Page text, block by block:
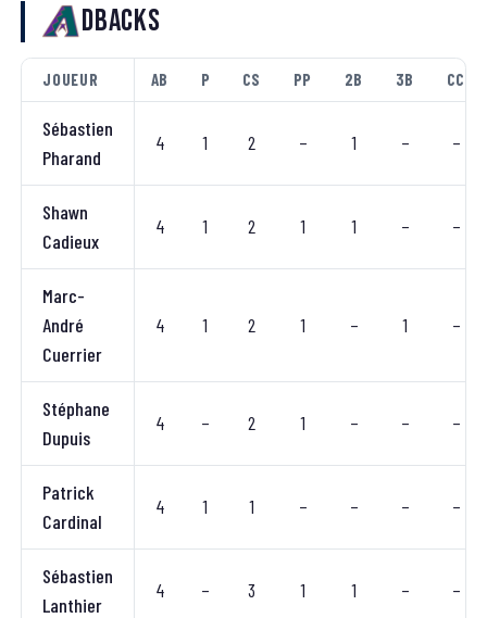
Dbacks
JOUEUR AB P CS PP 2B 3B CC
Sébastien
Pharand
4 1 2 – 1 – –
Shawn
Cadieux
4 1 2 1 1 – –
Marc-
André
Cuerrier
4 1 2 1 – 1 –
Stéphane
Dupuis
4 – 2 1 – – –
Patrick
Cardinal
4 1 1 – – – –
Sébastien
Lanthier
4 – 3 1 1 – –